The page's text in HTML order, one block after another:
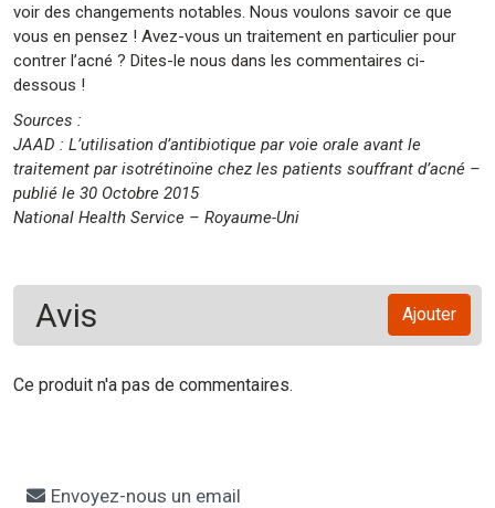
voir des changements notables. Nous voulons savoir ce que
vous en pensez ! Avez-vous un traitement en particulier pour
contrer l’acné ? Dites-le nous dans les commentaires ci-
dessous !
Sources :
JAAD : L’utilisation d’antibiotique par voie orale avant le
traitement par isotrétinoïne chez les patients souffrant d’acné –
publié le 30 Octobre 2015
National Health Service – Royaume-Uni
Ajouter
Avis
Ce produit n'a pas de commentaires.
Envoyez-nous un email